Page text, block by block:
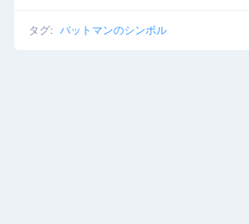
タグ: バットマンのシンボル